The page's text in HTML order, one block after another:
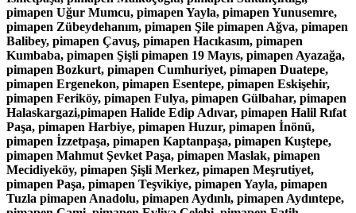
pimapen Uğur Mumcu, pimapen Yayla, pimapen Yunusemre,
pimapen Zübeydehanım, pimapen Şile pimapen Ağva, pimapen
Balibey, pimapen Çavuş, pimapen Hacıkasım, pimapen
Kumbaba, pimapen Şişli pimapen 19 Mayıs, pimapen Ayazağa,
pimapen Bozkurt, pimapen Cumhuriyet, pimapen Duatepe,
pimapen Ergenekon, pimapen Esentepe, pimapen Eskişehir,
pimapen Feriköy, pimapen Fulya, pimapen Gülbahar, pimapen
Halaskargazi,pimapen Halide Edip Adıvar, pimapen Halil Rıfat
Paşa, pimapen Harbiye, pimapen Huzur, pimapen İnönü,
pimapen İzzetpaşa, pimapen Kaptanpaşa, pimapen Kuştepe,
pimapen Mahmut Şevket Paşa, pimapen Maslak, pimapen
Mecidiyeköy, pimapen Şişli Merkez, pimapen Meşrutiyet,
pimapen Paşa, pimapen Teşvikiye, pimapen Yayla, pimapen
Tuzla pimapen Anadolu, pimapen Aydınlı, pimapen Aydıntepe,